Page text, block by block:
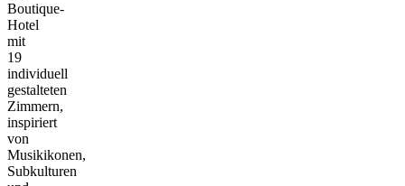
Boutique-
Hotel
mit
19
individuell
gestalteten
Zimmern,
inspiriert
von
Musikikonen,
Subkulturen